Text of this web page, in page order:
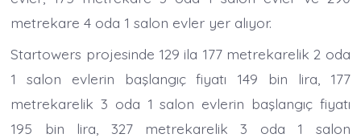
metrekare 4 oda 1 salon evler yer alıyor.
Startowers projesinde 129 ila 177 metrekarelik 2 oda
1 salon evlerin başlangıç fiyatı 149 bin lira, 177
metrekarelik 3 oda 1 salon evlerin başlangıç fiyatı
195 bin lira, 327 metrekarelik 3 oda 1 salon